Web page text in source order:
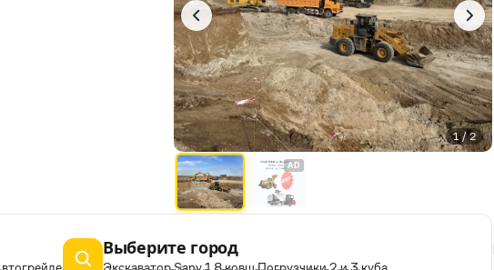
1 / 2
AD
Выберите город